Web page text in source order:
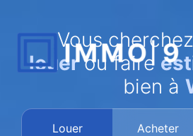
Vous
louerou faire
bien à
Louer Acheter